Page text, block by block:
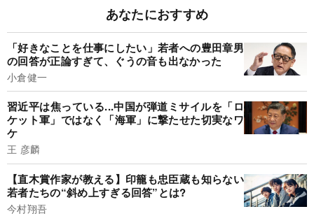
あなたにおすすめ
「好きなことを仕事にしたい」若者への豊田章男
の回答が正論すぎて、ぐうの音も出なかった
小倉健一
習近平は焦っている...中国が弾道ミサイルを「ロ
ケット軍」ではなく「海軍」に撃たせた切実なワ
ケ
王 彦麟
【直木賞作家が教える】印籠も忠臣蔵も知らない
若者たちの“斜め上すぎる回答”とは?
今村翔吾